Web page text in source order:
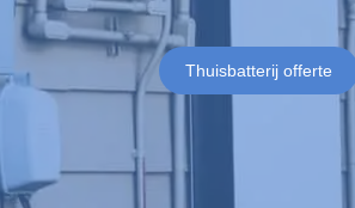
Thuisbatterij offerte